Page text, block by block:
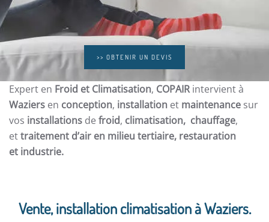
>> OBTENIR UN DEVIS
Expert en Froid et Climatisation, COPAIRintervient à
Waziers en conception, installation et maintenance sur
vos installations de froid, climatisation, chauffage,
ettraitement d’air en milieu tertiaire, restauration
et industrie.
Vente, installation climatisation à Waziers.